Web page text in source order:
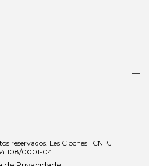
reservados. Les Cloches | CNPJ
0001-04